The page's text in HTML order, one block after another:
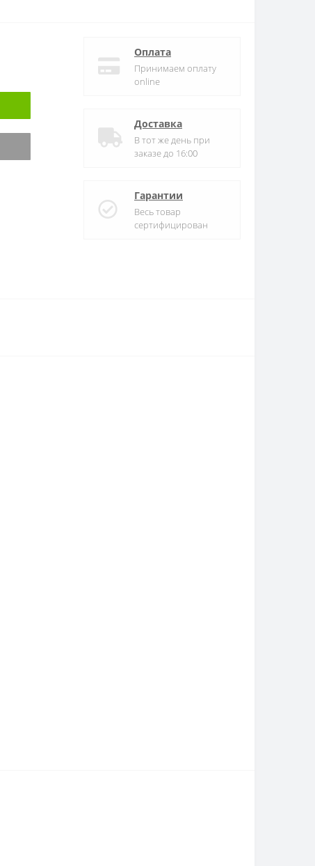
Оплата
Принимаем оплату
online
Доставка
В тот же день при
заказе до 16:00
Гарантии
Весь товар
сертифицирован